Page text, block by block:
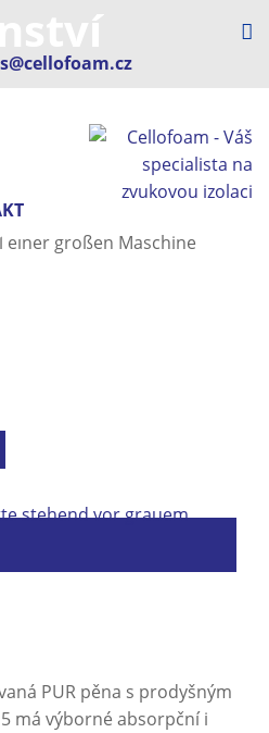
PUR pěna s prodyšným
má výborné absorpční i